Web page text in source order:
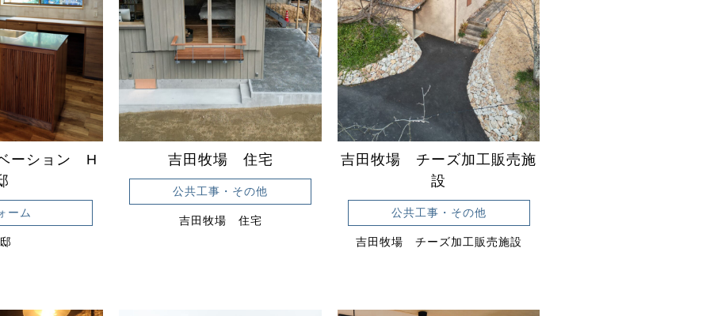
ーション H
ーム
吉田牧場 住宅
公共工事・その他
吉田牧場 住宅
吉田牧場 チーズ加工販売施
設
公共工事・その他
吉田牧場 チーズ加工販売施設